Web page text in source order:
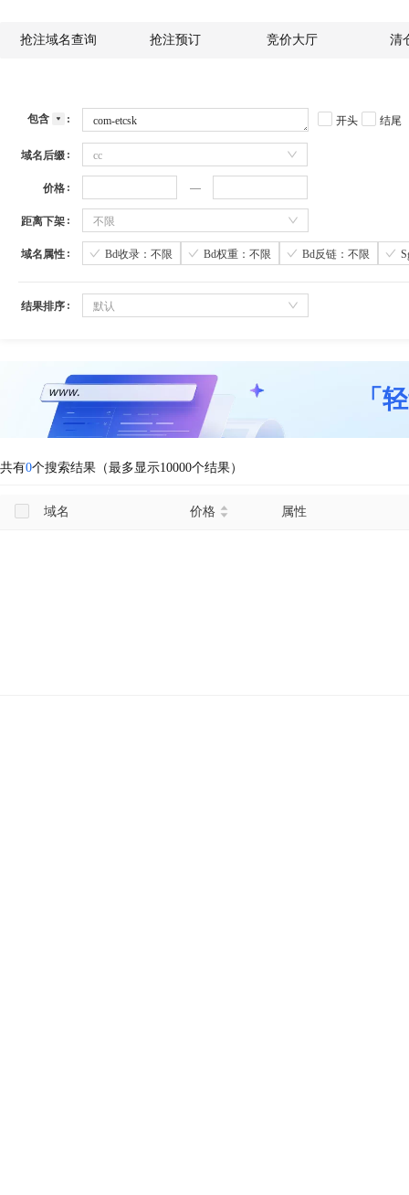
抢注域名查询 抢注预订 竞价大厅 清
包含 开头 结尾
域名后缀 cc
价格
距离下架 不限
域名属性 Bd收录：不限 Bd权重：不限 Bd反链：不限
结果排序 默认
「
共有0个搜索结果（最多显示10000个结果）
域名 价格 属性